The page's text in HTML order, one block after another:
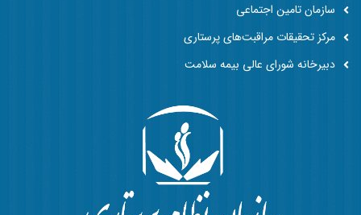
سازمان تامین اجتماعی
مرکز تحقیقات مراقبت‌های پرستاری
دبیرخانه شورای عالی بیمه سلامت